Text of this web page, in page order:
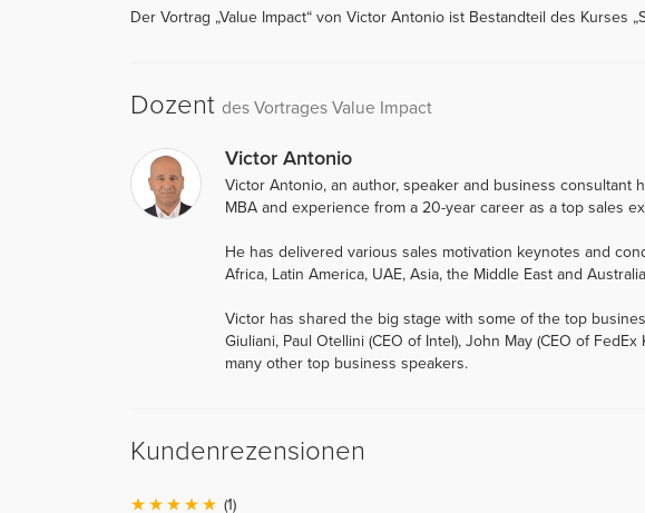
Der Vortrag „Value Impact“ von Victor Antonio ist Bestandteil des Kurses
Dozent des Vortrages Value Impact
Victor Antonio
Victor Antonio, an author, speaker and business consultant
MBA and experience from a 20-year career as a top sales
He has delivered various sales motivation keynotes and
Africa, Latin America, UAE, Asia, the Middle East and
Victor has shared the big stage with some of the top
Giuliani, Paul Otellini (CEO of Intel), John May (CEO of
many other top business speakers.
Kundenrezensionen
(1)